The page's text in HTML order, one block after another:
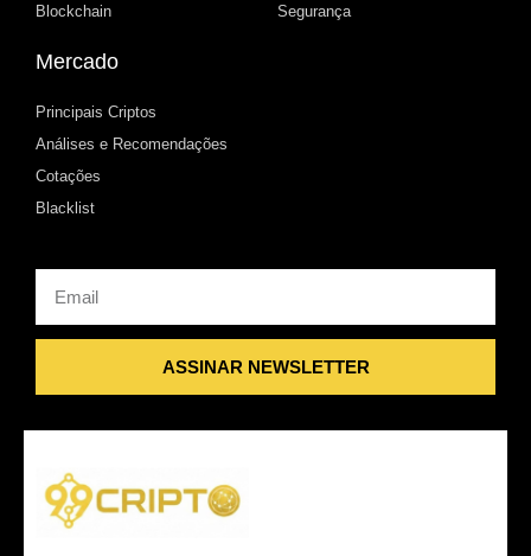
Blockchain
Segurança
Mercado
Principais Criptos
Análises e Recomendações
Cotações
Blacklist
ASSINAR NEWSLETTER